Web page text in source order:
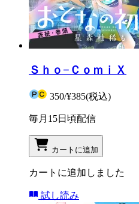
Ｓｈｏ−ＣｏｍｉＸ
350/¥385(税込)
毎月15日頃配信
カートに追加
カートに追加しました
試し読み